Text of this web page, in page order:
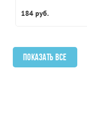
184 руб.
Показать все